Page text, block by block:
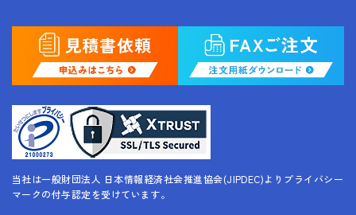
当社は一般財団法人 日本情報経済社会推進協会(JIPDEC)よりプライバシー
マークの付与認定を受けています。